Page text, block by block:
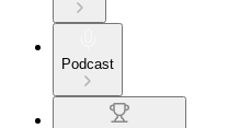
Podcast